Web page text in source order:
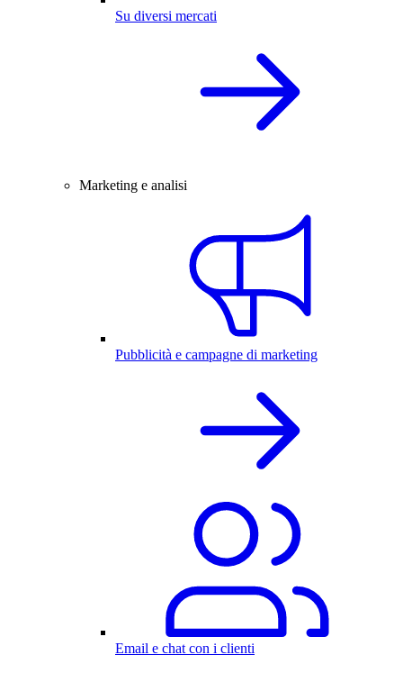
Su diversi mercati
Marketing e analisi
Pubblicità e campagne di marketing
Email e chat con i clienti